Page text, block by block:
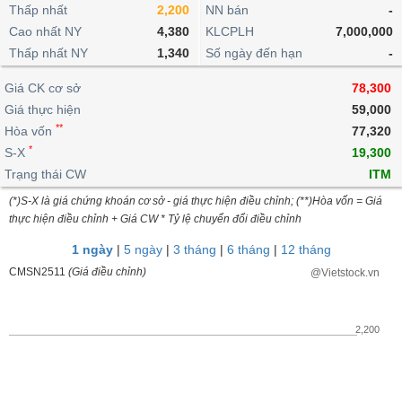
lỗ
dịch
nội
Niên
giám
Tài
liệu
cổ
Định
giá
ngoài
doanh
Top
cổ
phiếu
ngành
dịch
Chứng
quyền
quan
Thống
giao
dịch
Thống
giao
dịch
Tin
tức
Phân
tích
kỹ
thuật
trực
tuyến
Bộ
lọc
cổ
So
Vĩ
mô
lai
Chứng
quyền
Trái
phiếu
IR
Awards
tạo
Dịch
vụ
Thấp nhất
2,200
Cao nhất NY
4,380
Thấp nhất NY
1,340
NN bán
-
KLCPLH
7,000,000
Số ngày đến hạn
-
Giá CK cơ sở
78,300
Giá thực hiện
59,000
Hòa vốn **
77,320
S-X *
19,300
Trạng thái CW
ITM
(*)S-X là giá chứng khoán cơ sở - giá thực hiện điều chỉnh; (**)Hòa vốn = Giá
thực hiện điều chỉnh + Giá CW * Tỷ lệ chuyển đổi điều chỉnh
1 ngày| 5 ngày| 3 tháng | 6 tháng | 12 tháng
CMSN2511 (Giá điều chỉnh) @Vietstock.vn
2,200
BẤT
ĐỘNG
SẢN
TÀI
CHÍNH
HÀNG